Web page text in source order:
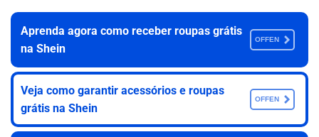
Aprenda agora como receber roupas grátis
na Shein
OFFEN
Veja como garantir acessórios e roupas
grátis na Shein
OFFEN